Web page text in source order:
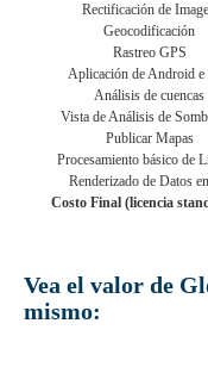
Rectificación de
Geocodificación
Rastreo GPS
Aplicación de Android e
Análisis de cuencas
Vista de Análisis de
Publicar Mapas
Procesamiento básico de
Renderizado de Datos
Costo Final (licencia
Vea el valor de
mismo: